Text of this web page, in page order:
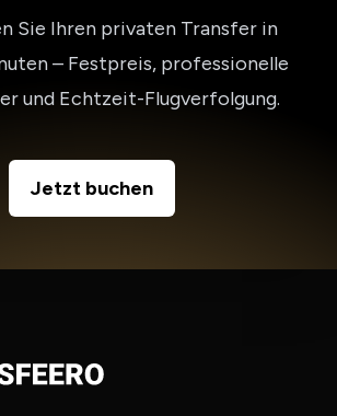
Sie Ihren privaten Transfer in
– Festpreis, professionelle
und Echtzeit-Flugverfolgung.
Jetzt buchen